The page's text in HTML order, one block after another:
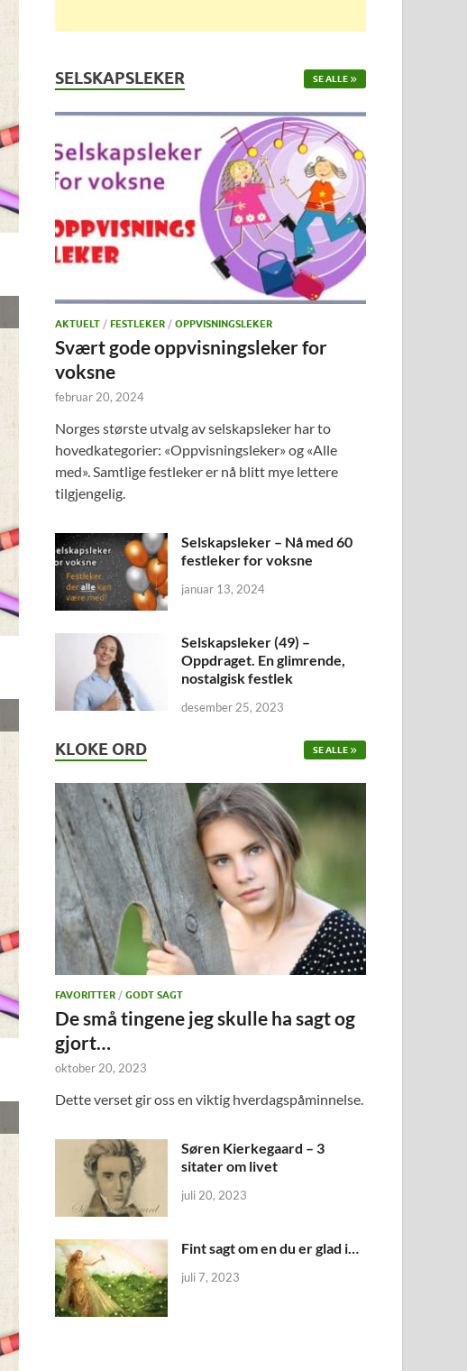
SELSKAPSLEKER SE ALLE
AKTUELT /FESTLEKER /OPPVISNINGSLEKER
Svært gode oppvisningsleker for
voksne
februar 20, 2024
Norges største utvalg av selskapsleker har to
hovedkategorier: «Oppvisningsleker» og «Alle
med». Samtlige festleker er nå blitt mye lettere
tilgjengelig.
Selskapsleker – Nå med 60
festleker for voksne
januar 13, 2024
Selskapsleker (49) –
Oppdraget. En glimrende,
nostalgisk festlek
desember 25, 2023
KLOKE ORD SE ALLE
FAVORITTER /GODT SAGT
De små tingene jeg skulle ha sagt og
gjort…
oktober 20, 2023
Dette verset gir oss en viktig hverdagspåminnelse.
Søren Kierkegaard – 3
sitater om livet
juli 20, 2023
Fint sagt om en du er glad i…
juli 7, 2023